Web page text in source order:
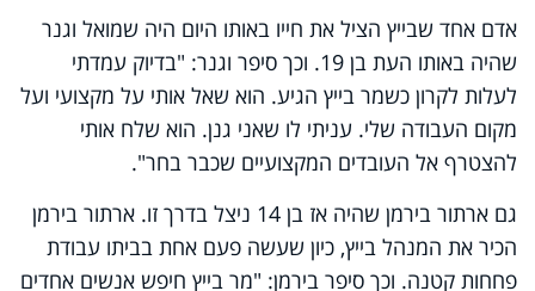
אדם אחד שבייץ הציל את חייו באותו היום היה שמואל וגנר
שהיה באותו העת בן 19. וכך סיפר וגנר: "בדיוק עמדתי
לעלות לקרון כשמר בייץ הגיע. הוא שאל אותי על מקצועי ועל
מקום העבודה שלי. עניתי לו שאני גנן. הוא שלח אותי
להצטרף אל העובדים המקצועיים שכבר בחר".
גם ארתור בירמן שהיה אז בן 14 ניצל בדרך זו. ארתור בירמן
הכיר את המנהל בייץ, כיון שעשה פעם אחת בביתו עבודת
פחחות קטנה. וכך סיפר בירמן: "מר בייץ חיפש אנשים אחדים